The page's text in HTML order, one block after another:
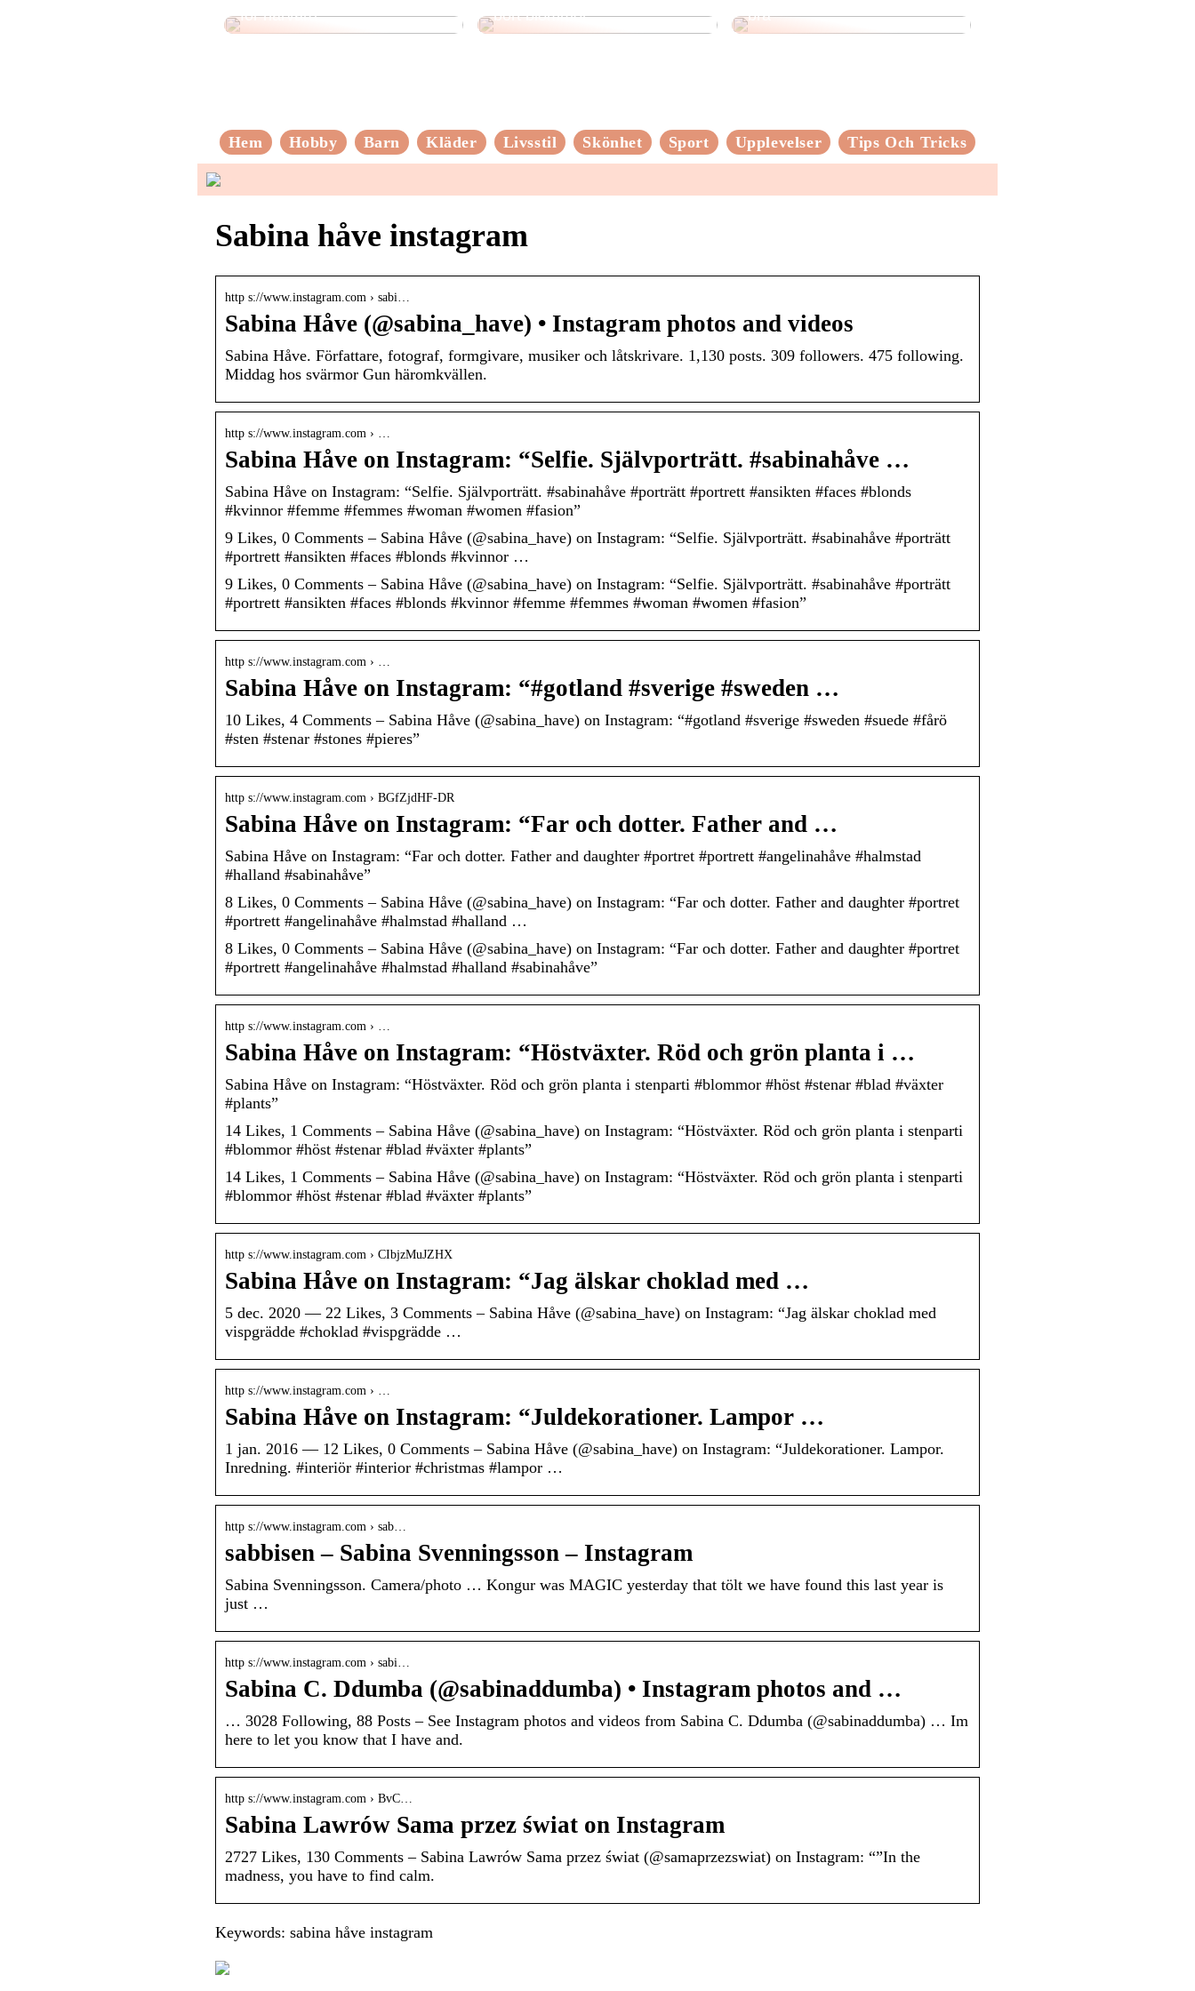
för hårvård
bort blommor
bra
Hem Hobby Barn Kläder Livsstil Skönhet Sport Upplevelser Tips Och Tricks
Sabina håve instagram
http s://www.instagram.com › sabi…
Sabina Håve (@sabina_have) • Instagram photos and videos
Sabina Håve. Författare, fotograf, formgivare, musiker och låtskrivare. 1,130 posts. 309 followers. 475 following.
Middag hos svärmor Gun häromkvällen.
http s://www.instagram.com › …
Sabina Håve on Instagram: “Selfie. Självporträtt. #sabinahåve …
Sabina Håve on Instagram: “Selfie. Självporträtt. #sabinahåve #porträtt #portrett #ansikten #faces #blonds
#kvinnor #femme #femmes #woman #women #fasion”
9 Likes, 0 Comments – Sabina Håve (@sabina_have) on Instagram: “Selfie. Självporträtt. #sabinahåve #porträtt
#portrett #ansikten #faces #blonds #kvinnor …
9 Likes, 0 Comments – Sabina Håve (@sabina_have) on Instagram: “Selfie. Självporträtt. #sabinahåve #porträtt
#portrett #ansikten #faces #blonds #kvinnor #femme #femmes #woman #women #fasion”
http s://www.instagram.com › …
Sabina Håve on Instagram: “#gotland #sverige #sweden …
10 Likes, 4 Comments – Sabina Håve (@sabina_have) on Instagram: “#gotland #sverige #sweden #suede #fårö
#sten #stenar #stones #pieres”
http s://www.instagram.com › BGfZjdHF-DR
Sabina Håve on Instagram: “Far och dotter. Father and …
Sabina Håve on Instagram: “Far och dotter. Father and daughter #portret #portrett #angelinahåve #halmstad
#halland #sabinahåve”
8 Likes, 0 Comments – Sabina Håve (@sabina_have) on Instagram: “Far och dotter. Father and daughter #portret
#portrett #angelinahåve #halmstad #halland …
8 Likes, 0 Comments – Sabina Håve (@sabina_have) on Instagram: “Far och dotter. Father and daughter #portret
#portrett #angelinahåve #halmstad #halland #sabinahåve”
http s://www.instagram.com › …
Sabina Håve on Instagram: “Höstväxter. Röd och grön planta i …
Sabina Håve on Instagram: “Höstväxter. Röd och grön planta i stenparti #blommor #höst #stenar #blad #växter
#plants”
14 Likes, 1 Comments – Sabina Håve (@sabina_have) on Instagram: “Höstväxter. Röd och grön planta i stenparti
#blommor #höst #stenar #blad #växter #plants”
14 Likes, 1 Comments – Sabina Håve (@sabina_have) on Instagram: “Höstväxter. Röd och grön planta i stenparti
#blommor #höst #stenar #blad #växter #plants”
http s://www.instagram.com › CIbjzMuJZHX
Sabina Håve on Instagram: “Jag älskar choklad med …
5 dec. 2020 — 22 Likes, 3 Comments – Sabina Håve (@sabina_have) on Instagram: “Jag älskar choklad med
vispgrädde #choklad #vispgrädde …
http s://www.instagram.com › …
Sabina Håve on Instagram: “Juldekorationer. Lampor …
1 jan. 2016 — 12 Likes, 0 Comments – Sabina Håve (@sabina_have) on Instagram: “Juldekorationer. Lampor.
Inredning. #interiör #interior #christmas #lampor …
http s://www.instagram.com › sab…
sabbisen – Sabina Svenningsson – Instagram
Sabina Svenningsson. Camera/photo … Kongur was MAGIC yesterday that tölt we have found this last year is
just …
http s://www.instagram.com › sabi…
Sabina C. Ddumba (@sabinaddumba) • Instagram photos and …
… 3028 Following, 88 Posts – See Instagram photos and videos from Sabina C. Ddumba (@sabinaddumba) … Im
here to let you know that I have and.
http s://www.instagram.com › BvC…
Sabina Lawrów Sama przez świat on Instagram
2727 Likes, 130 Comments – Sabina Lawrów Sama przez świat (@samaprzezswiat) on Instagram: “”In the
madness, you have to find calm.
Keywords: sabina håve instagram